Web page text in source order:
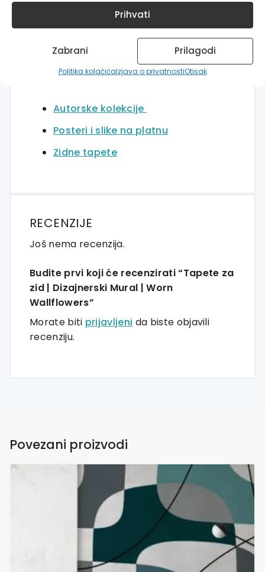
Prihvati
Zabrani Prilagodi
Politika kolačićaIzjava o privatnostiOtisak
Za pristup detaljnim uputama za
postavljanje zidnih tapeta klikniteOVDJE.
Otkrijte ostatak velike ponude jedinstvenih
proizvoda u HIA Workshopu!
Autorske kolekcije
Posteri i slike na platnu
Zidne tapete
RECENZIJE
Još nema recenzija.
Budite prvi koji će recenzirati “Tapete za
zid | Dizajnerski Mural | Worn
Wallflowers”
Morate biti prijavljeni da biste objavili
recenziju.
Povezani proizvodi